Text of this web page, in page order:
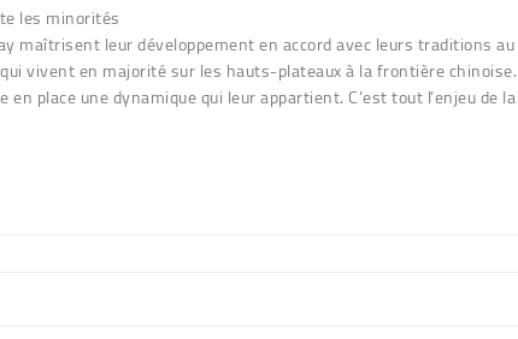
les minorités
maîtrisent leur développement en accord avec leurs traditions
vivent en majorité sur les hauts-plateaux à la frontière
place une dynamique qui leur appartient. C’est tout l’enjeu de